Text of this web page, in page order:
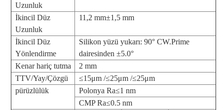
Uzunluk
İkincil Düz
Uzunluk
11,2 mm±1,5 mm
İkincil Düz
Yönlendirme
Silikon yüzü yukarı: 90° CW.Prime
dairesinden ±5.0°
Kenar hariç tutma
2 mm
TTV/Yay/Çözgü
≤15μm /≤25μm /≤25μm
pürüzlülük
Polonya Ra≤1 nm
CMP Ra≤0.5 nm